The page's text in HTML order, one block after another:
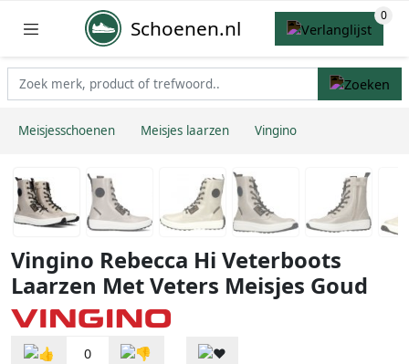
Schoenen.nl
Meisjesschoenen Meisjes laarzen Vingino
Vingino Rebecca Hi Veterboots
Laarzen Met Veters Meisjes Goud
0